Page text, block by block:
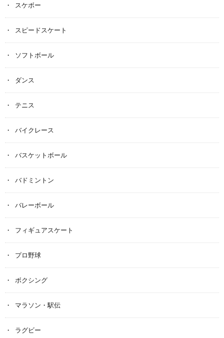
スケボー
スピードスケート
ソフトボール
ダンス
テニス
バイクレース
バスケットボール
バドミントン
バレーボール
フィギュアスケート
プロ野球
ボクシング
マラソン・駅伝
ラグビー